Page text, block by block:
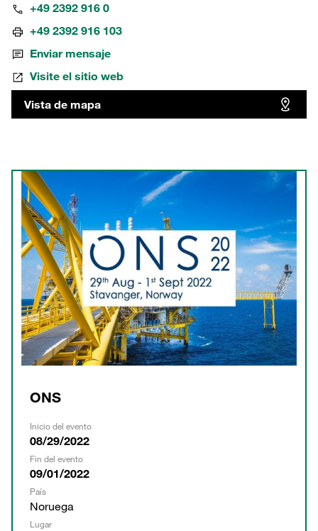
ONS
Inicio del evento
08/29/2022
Fin del evento
09/01/2022
País
Noruega
Lugar
+49 2392 916 0
+49 2392 916 103
Enviar mensaje
Visite el sitio web
Vista de mapa